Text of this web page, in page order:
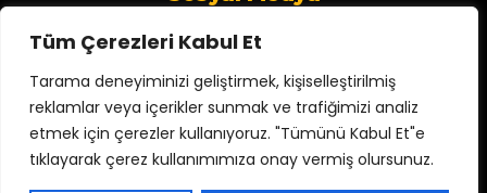
Tüm Çerezleri Kabul Et
Tarama deneyiminizi geliştirmek, kişiselleştirilmiş
reklamlar veya içerikler sunmak ve trafiğimizi analiz
etmek için çerezler kullanıyoruz. "Tümünü Kabul Et"e
tıklayarak çerez kullanımımıza onay vermiş olursunuz.
©Copyright Tüm Hakları Saklıdır
Koru Medya